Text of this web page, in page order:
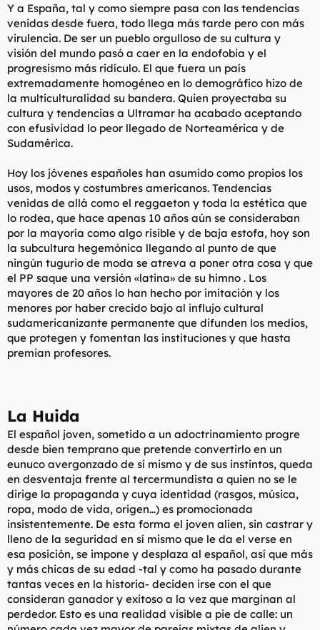
Y a España, tal y como siempre pasa con las tendencias
venidas desde fuera, todo llega más tarde pero con más
virulencia. De ser un pueblo orgulloso de su cultura y
visión del mundo pasó a caer en la endofobia y el
progresismo más ridículo. El que fuera un país
extremadamente homogéneo en lo demográfico hizo de
la multiculturalidad su bandera. Quien proyectaba su
cultura y tendencias a Ultramar ha acabado aceptando
con efusividad lo peor llegado de Norteamérica y de
Sudamérica.
Hoy los jóvenes españoles han asumido como propios los
usos, modos y costumbres americanos. Tendencias
venidas de allá como el reggaeton y toda la estética que
lo rodea, que hace apenas 10 años aún se consideraban
por la mayoría como algo risible y de baja estofa, hoy son
la subcultura hegemónica llegando al punto de que
ningún tugurio de moda se atreva a poner otra cosa y que
el PP saque una versión «latina» de su himno . Los
mayores de 20 años lo han hecho por imitación y los
menores por haber crecido bajo al influjo cultural
sudamericanizante permanente que difunden los medios,
que protegen y fomentan las instituciones y que hasta
premian profesores.
La Huida
El español joven, sometido a un adoctrinamiento progre
desde bien temprano que pretende convertirlo en un
eunuco avergonzado de sí mismo y de sus instintos, queda
en desventaja frente al tercermundista a quien no se le
dirige la propaganda y cuya identidad (rasgos, música,
ropa, modo de vida, origen…) es promocionada
insistentemente. De esta forma el joven alien, sin castrar y
lleno de la seguridad en sí mismo que le da el verse en
esa posición, se impone y desplaza al español, así que más
y más chicas de su edad -tal y como ha pasado durante
tantas veces en la historia- deciden irse con el que
consideran ganador y exitoso a la vez que marginan al
perdedor. Esto es una realidad visible a pie de calle: un